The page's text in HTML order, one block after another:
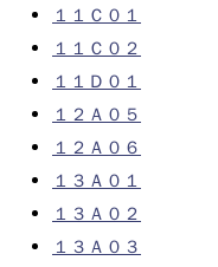
１１Ｃ０１
１１Ｃ０２
１１Ｄ０１
１２Ａ０５
１２Ａ０６
１３Ａ０１
１３Ａ０２
１３Ａ０３